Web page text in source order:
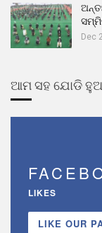
Dec
ଆମ ସହ ଯୋଡି
LIKES
LIKE OUR